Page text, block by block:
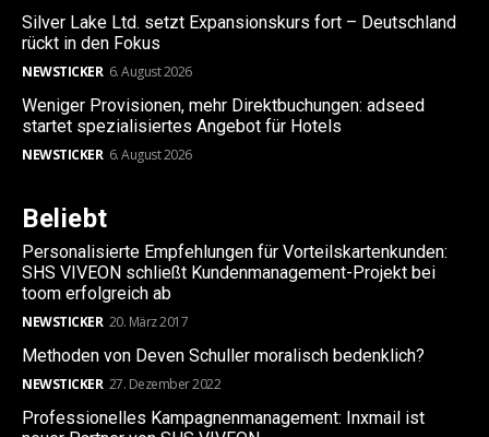
Silver Lake Ltd. setzt Expansionskurs fort – Deutschland
rückt in den Fokus
NEWSTICKER 6. August 2026
Weniger Provisionen, mehr Direktbuchungen: adseed
startet spezialisiertes Angebot für Hotels
NEWSTICKER 6. August 2026
Beliebt
Personalisierte Empfehlungen für Vorteilskartenkunden:
SHS VIVEON schließt Kundenmanagement-Projekt bei
toom erfolgreich ab
NEWSTICKER 20. März 2017
Methoden von Deven Schuller moralisch bedenklich?
NEWSTICKER 27. Dezember 2022
Professionelles Kampagnenmanagement: Inxmail ist